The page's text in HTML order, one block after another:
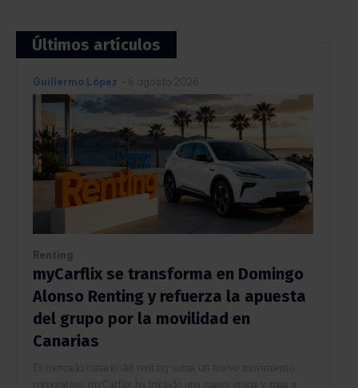
Últimos artículos
Guillermo López - 6 agosto 2026
Renting
myCarflix se transforma en Domingo
Alonso Renting y refuerza la apuesta
del grupo por la movilidad en
Canarias
El mercado canario del renting suma un nuevo movimiento